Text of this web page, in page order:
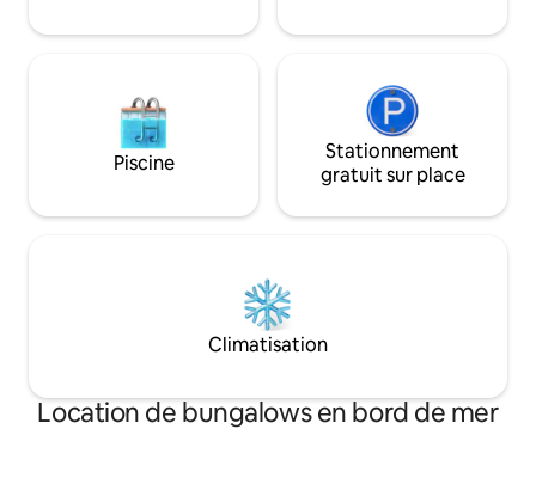
trouve à la périphérie de la propriété, il y
Piscine
Stationnement
gratuit sur place
Climatisation
Location de bungalows en bord de mer